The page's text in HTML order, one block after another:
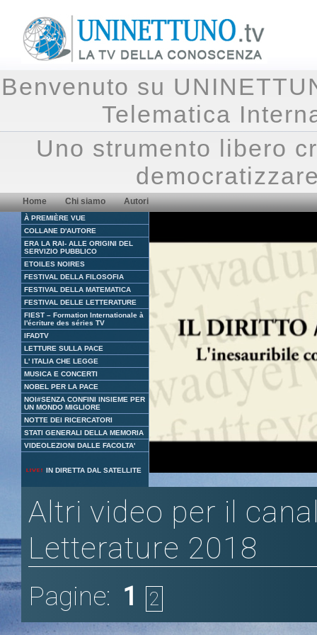
Benvenuto su
Telematica
Uno strumento libero
Home Chi siamo Autori
À PREMIÈRE VUE
COLLANE D'AUTORE
ERA LA RAI- ALLE ORIGINI DEL
SERVIZIO PUBBLICO
ETOILES NOIRES
FESTIVAL DELLA FILOSOFIA
FESTIVAL DELLA MATEMATICA
FESTIVAL DELLE LETTERATURE
FIEST – Formation Internationale à
l'écriture des séries TV
IFADTV
LETTURE SULLA PACE
L' ITALIA CHE LEGGE
MUSICA E CONCERTI
NOBEL PER LA PACE
NOI#SENZA CONFINI INSIEME PER
UN MONDO MIGLIORE
NOTTE DEI RICERCATORI
STATI GENERALI DELLA MEMORIA
VIDEOLEZIONI DALLE FACOLTA'
IN DIRETTA DAL SATELLITE
5.27%
Altri video per il
Letterature 2018
Pagine: 1 2